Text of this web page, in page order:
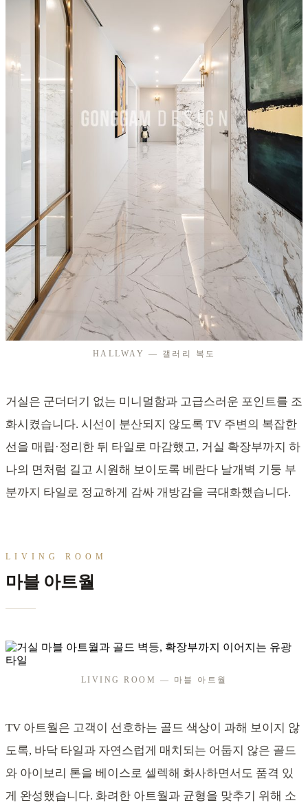
HALLWAY — 갤러리 복도
거실은 군더더기 없는 미니멀함과 고급스러운 포인트를 조
화시켰습니다. 시선이 분산되지 않도록 TV 주변의 복잡한
선을 매립·정리한 뒤 타일로 마감했고, 거실 확장부까지 하
나의 면처럼 길고 시원해 보이도록 베란다 날개벽 기둥 부
분까지 타일로 정교하게 감싸 개방감을 극대화했습니다.
LIVING ROOM
마블 아트월
LIVING ROOM — 마블 아트월
TV 아트월은 고객이 선호하는 골드 색상이 과해 보이지 않
도록, 바닥 타일과 자연스럽게 매치되는 어둡지 않은 골드
와 아이보리 톤을 베이스로 셀렉해 화사하면서도 품격 있
게 완성했습니다. 화려한 아트월과 균형을 맞추기 위해 소